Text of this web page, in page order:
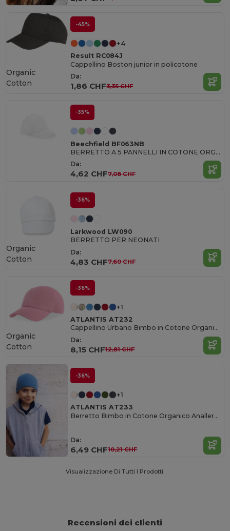
-45%
+4
Result RC084J
Cappellino Boston junior in policotone
Da:
1,86 CHF3,35 CHF
Organic
Cotton
-35%
Beechfield BF063NB
BERRETTO A 5 PANNELLI IN COTONE ORGANICO JUNIOR
Da:
4,62 CHF7,08 CHF
-36%
Larkwood LW090
BERRETTO PER NEONATI
Da:
4,83 CHF7,60 CHF
Organic
Cotton
-36%
+1
ATLANTIS AT232
Cappellino Urbano Bimbo in Cotone Organico
Da:
8,15 CHF12,81 CHF
Organic
Cotton
-36%
+1
ATLANTIS AT233
Berretto Bimbo in Cotone Organico Anallergico
Da:
6,49 CHF10,21 CHF
Visualizzazione Di Tutti I Prodotti.
Recensioni dei clienti